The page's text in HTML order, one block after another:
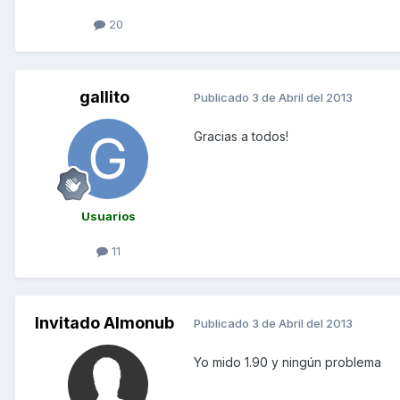
20
gallito
Usuarios
11
Publicado 3 de Abril del 2013
Gracias a todos!
Invitado Almonub Publicado 3 de Abril del 2013
Yo mido 1.90 y ningún problema